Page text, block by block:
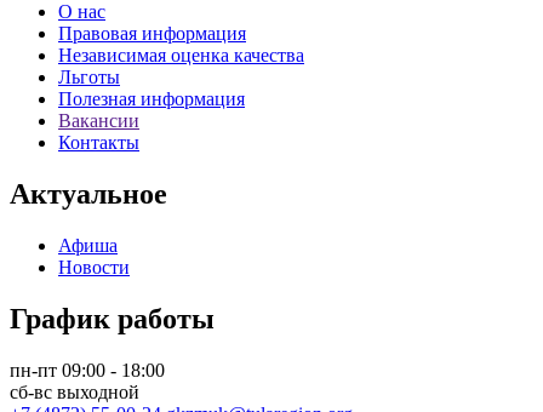
О нас
Правовая информация
Независимая оценка качества
Льготы
Полезная информация
Вакансии
Контакты
Актуальное
Афиша
Новости
График работы
пн-пт 09:00 - 18:00
сб-вс выходной